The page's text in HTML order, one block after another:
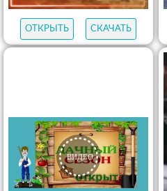
ОТКРЫТЬ СКАЧАТЬ